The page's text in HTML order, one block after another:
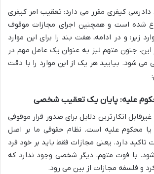
آیین دادرسی کیفری مقرر می دارد: تعقیب امر کیفری
شده است و همچنین اجرای مجازات موقوف
زیر: و در ادامه، هفت بند را برای این موارد
این، جنون متهم نیز به عنوان یک عامل مهم در
می شود. بیایید هر یک از این موارد را با دقت
انکارترین دلایل برای صدور قرار موقوفی
محکوم علیه است. نظام حقوقی ما بر اصل
دارد. یعنی مجازات فقط باید بر خود فرد
با فوت متهم، دیگر شخصی وجود ندارد که
و فلسفه مجازات از بین می رود.